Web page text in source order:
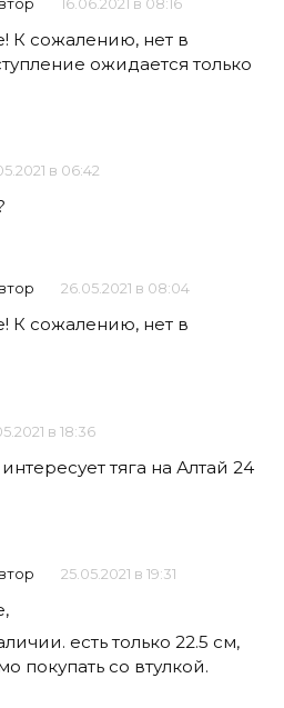
16.06.2021 в 08:16
К сожалению, нет в
ожидается только
в 06:42
26.05.2021 в 08:04
К сожалению, нет в
в 18:36
тяга на Алтай 24
25.05.2021 в 19:31
есть только 22.5 см,
покупать со втулкой.